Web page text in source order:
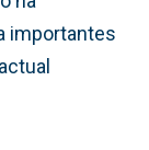
importantes